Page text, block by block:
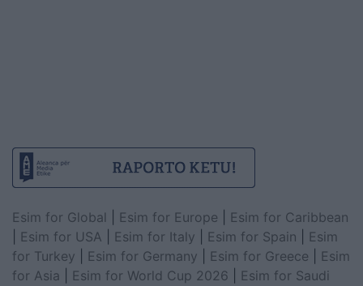
Esim for Global Esim for Europe
Esim for Caribbean
Esim for USA Esim for Italy Esim for Spain
Esim
for Turkey
Esim for Germany Esim for Greece
Esim
for Asia
Esim for World Cup 2026
Esim for Saudi